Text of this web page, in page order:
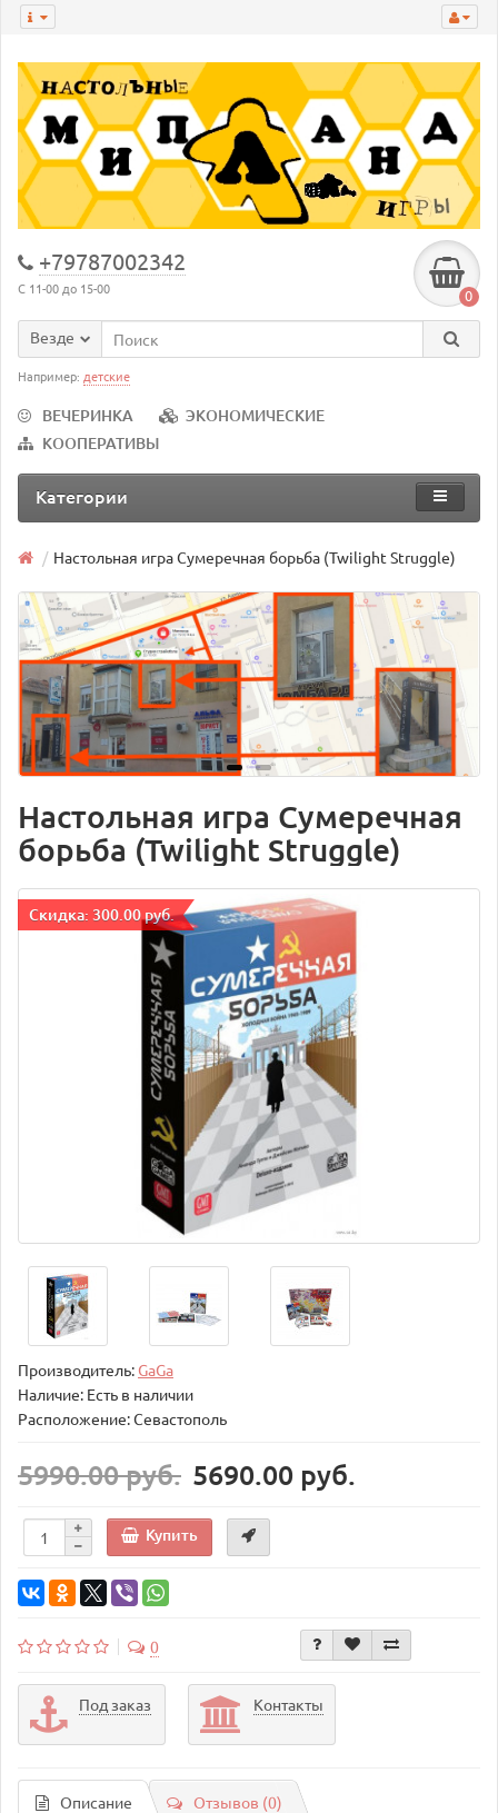
+79787002342
С 11-00 до 15-00 0
Везде
Например: детские
ВЕЧЕРИНКА
ЭКОНОМИЧЕСКИЕ
КООПЕРАТИВЫ
Категории
Настольная игра Сумеречная борьба (Twilight Struggle)
Настольная игра Сумеречная
борьба (Twilight Struggle)
Cкидка: 300.00 руб.
Производитель: GaGa
Наличие: Есть в наличии
Расположение: Севастополь
5990.00 руб. 5690.00 руб.
Купить
0
Под заказ Контакты
Описание Отзывов (0)